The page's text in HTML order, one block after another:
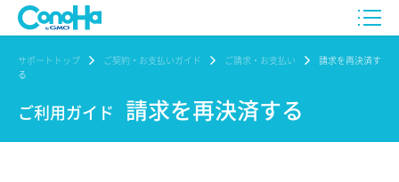
サポートトップ ご契約・お支払いガイド ご請求・お支払い
請求を再決済す
る
ご利用ガイド 請求を再決済する